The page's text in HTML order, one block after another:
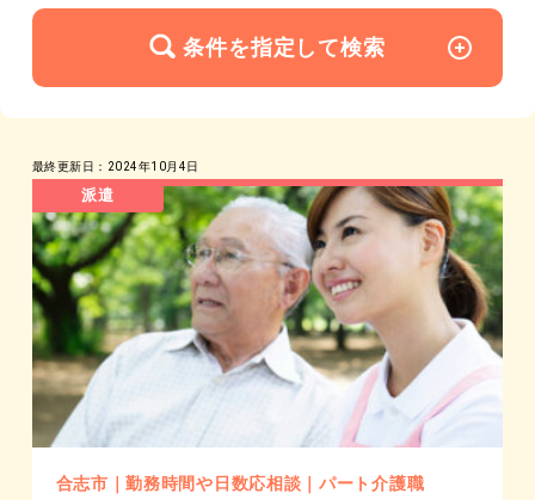
条件を指定して検索
最終更新日：2024年10月4日
派遣
合志市｜勤務時間や日数応相談｜パート介護職